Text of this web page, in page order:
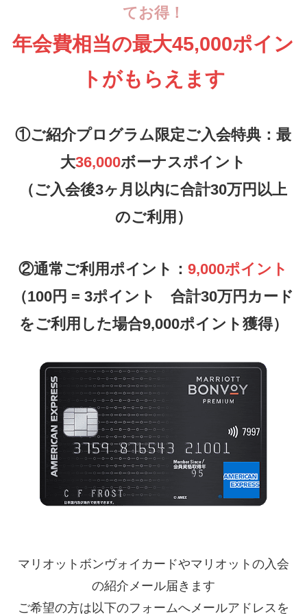
てお得！
年会費相当の最大45,000ポイン
トがもらえます
①ご紹介プログラム限定ご入会特典：最
大36,000ボーナスポイント
（ご入会後3ヶ月以内に合計30万円以上
のご利用）
②通常ご利用ポイント：9,000ポイント
（100円 = 3ポイント 合計30万円カード
をご利用した場合9,000ポイント獲得）
マリオットボンヴォイカードやマリオットの入会
の紹介メール届きます
ご希望の方は以下のフォームへメールアドレスを